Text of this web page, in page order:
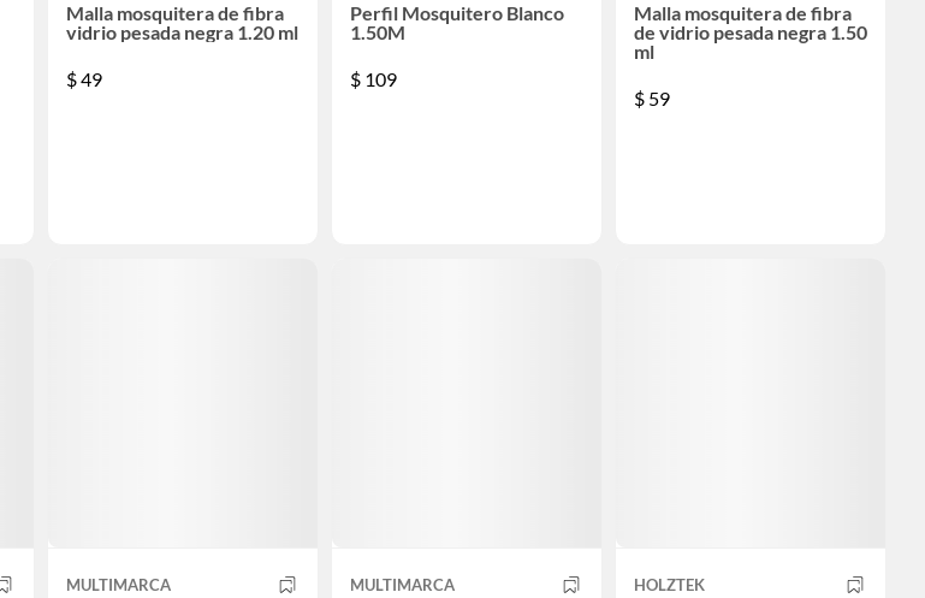
Malla mosquitera de fibra
vidrio pesada negra 1.20 ml
$49
Perfil Mosquitero Blanco
1.50M
$ 109
Malla mosquitera de fibra
de vidrio pesada negra 1.50
ml
$ 59
MULTIMARCA MULTIMARCA HOLZTEK